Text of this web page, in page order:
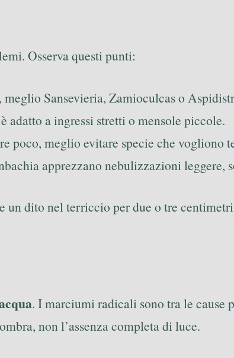
Osserva questi punti:
meglio Sansevieria, Zamioculcas o
adatto a ingressi stretti o mensole piccole.
poco, meglio evitare specie che vogliono
apprezzano nebulizzazioni leggere,
dito nel terriccio per due o tre
. I marciumi radicali sono tra le cause
non l’assenza completa di luce.